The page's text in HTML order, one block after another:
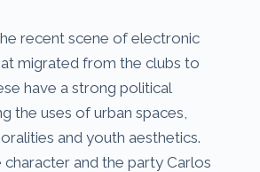
recent scene of electronic
migrated from the clubs to
have a strong political
the uses of urban spaces,
and youth aesthetics.
and the party Carlos